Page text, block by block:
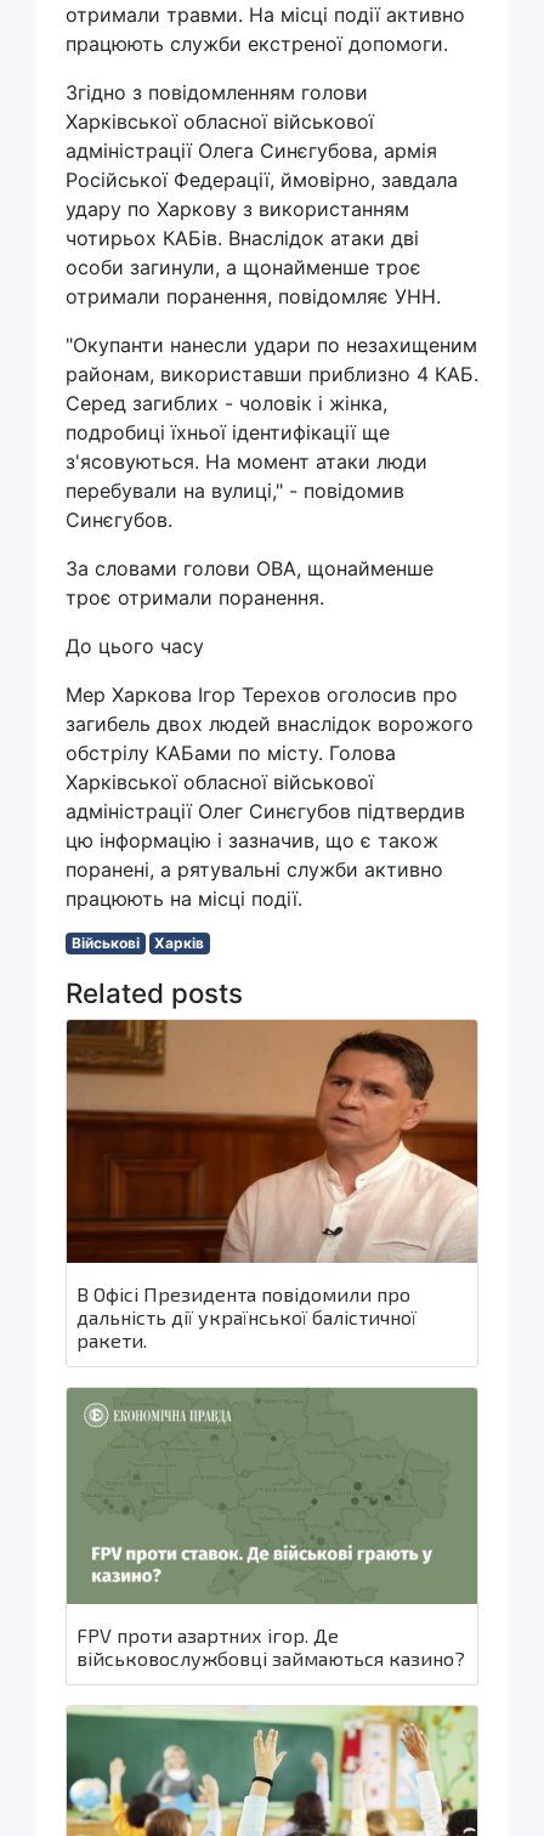
отримали травми. На місці події активно
працюють служби екстреної допомоги.
Згідно з повідомленням голови
Харківської обласної військової
адміністрації Олега Синєгубова, армія
Російської Федерації, ймовірно, завдала
удару по Харкову з використанням
чотирьох КАБів. Внаслідок атаки дві
особи загинули, а щонайменше троє
отримали поранення, повідомляє УНН.
"Окупанти нанесли удари по незахищеним
районам, використавши приблизно 4 КАБ.
Серед загиблих - чоловік і жінка,
подробиці їхньої ідентифікації ще
з'ясовуються. На момент атаки люди
перебували на вулиці," - повідомив
Синєгубов.
За словами голови ОВА, щонайменше
троє отримали поранення.
До цього часу
Мер Харкова Ігор Терехов оголосив про
загибель двох людей внаслідок ворожого
обстрілу КАБами по місту. Голова
Харківської обласної військової
адміністрації Олег Синєгубов підтвердив
цю інформацію і зазначив, що є також
поранені, а рятувальні служби активно
працюють на місці події.
Військові Харків
Related posts
В Офісі Президента повідомили про
дальність дії української балістичної
ракети.
FPV проти азартних ігор. Де
військовослужбовці займаються казино?